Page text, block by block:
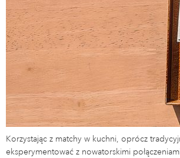
Korzystając z matchy w kuchni, oprócz
eksperymentować z nowatorskimi